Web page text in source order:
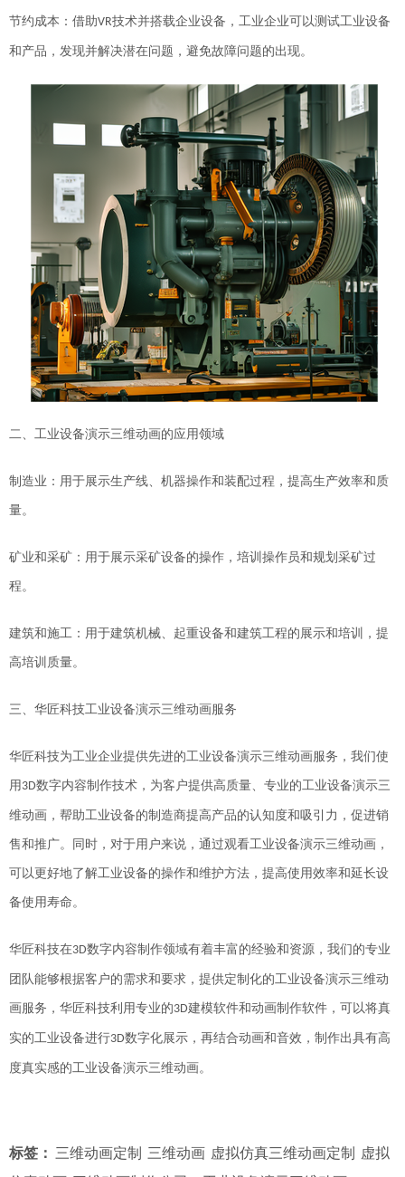
节约成本： 借助VR技术并搭载企业设备，工业企业可以测试工业设备
和产品 ，发现并解决潜在问题，避免故障问题的出现。
二、工业设备演示三维动画的应用领域
制造业：用于展示生产线、机器操作和装配过程，提高生产效率和质
量。
矿业和采矿：用于展示采矿设备的操作，培训操作员和规划采矿过
程。
建筑和施工：用于建筑机械、起重设备和建筑工程的 展示和培训 ， 提
高培训质量。
三、 华匠科技工业设备演示三维动画服务
华匠科技为工业企业提供先进的工业设备演示三维动画服务，我们使
用 3D数字内容制作技术，为客户提供高质量、专业的工业设备演示三
维动画 ， 帮助工业设备的制造商提高产品的认知度和吸引力，促进销
售和推广。同时，对于用户来说，通过观看工业设备演示三维动画，
可以更好地了解工业设备的操作和维护方法，提高使用效率和延长设
备使用寿命。
华匠科技在3D数字内容制作领域有着丰富的经验和资源， 我们 的专业
团队能够根据客户的需求和要求，提供定制化的工业设备演示三维动
画服务 ， 华匠科技利用专业的3D建模软件和动画制作软件， 可以将真
实的工业设备进行3D数字化展示 ，再结合动画和音效，制作出具有高
度真实感的工业设备演示三维动画。
标签： 三维动画定制 三维动画 虚拟仿真三维动画定制
虚拟